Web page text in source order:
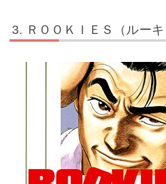
ＲＯＯＫＩＥＳ（ルーキ